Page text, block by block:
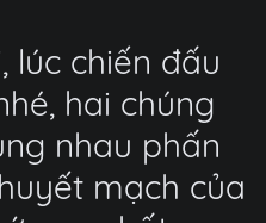
lúc chiến đấu
hai chúng
nhau phấn
mạch của